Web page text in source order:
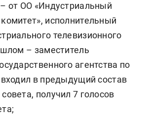
от ОО «Индустриальный
исполнительный
телевизионного
– заместитель
агентства по
в предыдущий состав
получил 7 голосов